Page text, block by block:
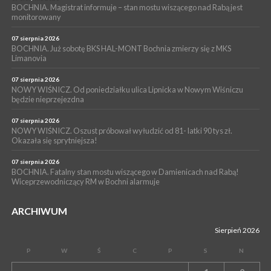
WYDARZENIA
NASZ NEWS. Powstał Komitet Ochrony Ładu
Przestrzennego Miasta Bochnia. To odpowiedź na działania
magistratu
BOCHNIA. Magistrat informuje – stan mostu wiszącego nad Rabą jest
monitorowany
07 sierpnia 2026
BOCHNIA. Już sobotę BKS HAL-MONT Bochnia zmierzy się z MKS
Limanovia
07 sierpnia 2026
NOWY WIŚNICZ. Od poniedziałku ulica Lipnicka w Nowym Wiśniczu
będzie nieprzejezdna
07 sierpnia 2026
NOWY WIŚNICZ. Oszust próbował wyłudzić od 81- latki 90 tys zł.
Okazała się sprytniejsza!
07 sierpnia 2026
BOCHNIA. Fatalny stan mostu wiszącego w Damienicach nad Rabą!
Wiceprzewodniczący RM w Bochni alarmuje
ARCHIWUM
Sierpień 2026
P W Ś C P S N